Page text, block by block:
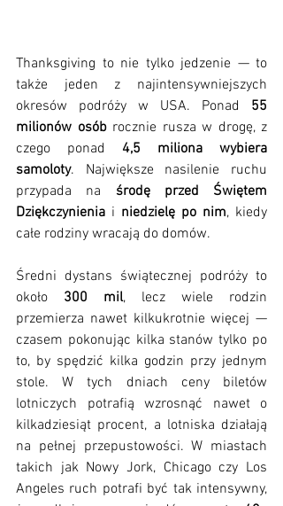
Thanksgiving to nie tylko jedzenie — to
także jeden z najintensywniejszych
okresów podróży w USA. Ponad 55
milionów osób rocznie rusza w drogę, z
czego ponad 4,5 miliona wybiera
samoloty. Największe nasilenie ruchu
przypada na środę przed Świętem
Dziękczynienia i niedzielę po nim, kiedy
całe rodziny wracają do domów.
Średni dystans świątecznej podróży to
około 300 mil, lecz wiele rodzin
przemierza nawet kilkukrotnie więcej —
czasem pokonując kilka stanów tylko po
to, by spędzić kilka godzin przy jednym
stole. W tych dniach ceny biletów
lotniczych potrafią wzrosnąć nawet o
kilkadziesiąt procent, a lotniska działają
na pełnej przepustowości. W miastach
takich jak Nowy Jork, Chicago czy Los
Angeles ruch potrafi być tak intensywny,